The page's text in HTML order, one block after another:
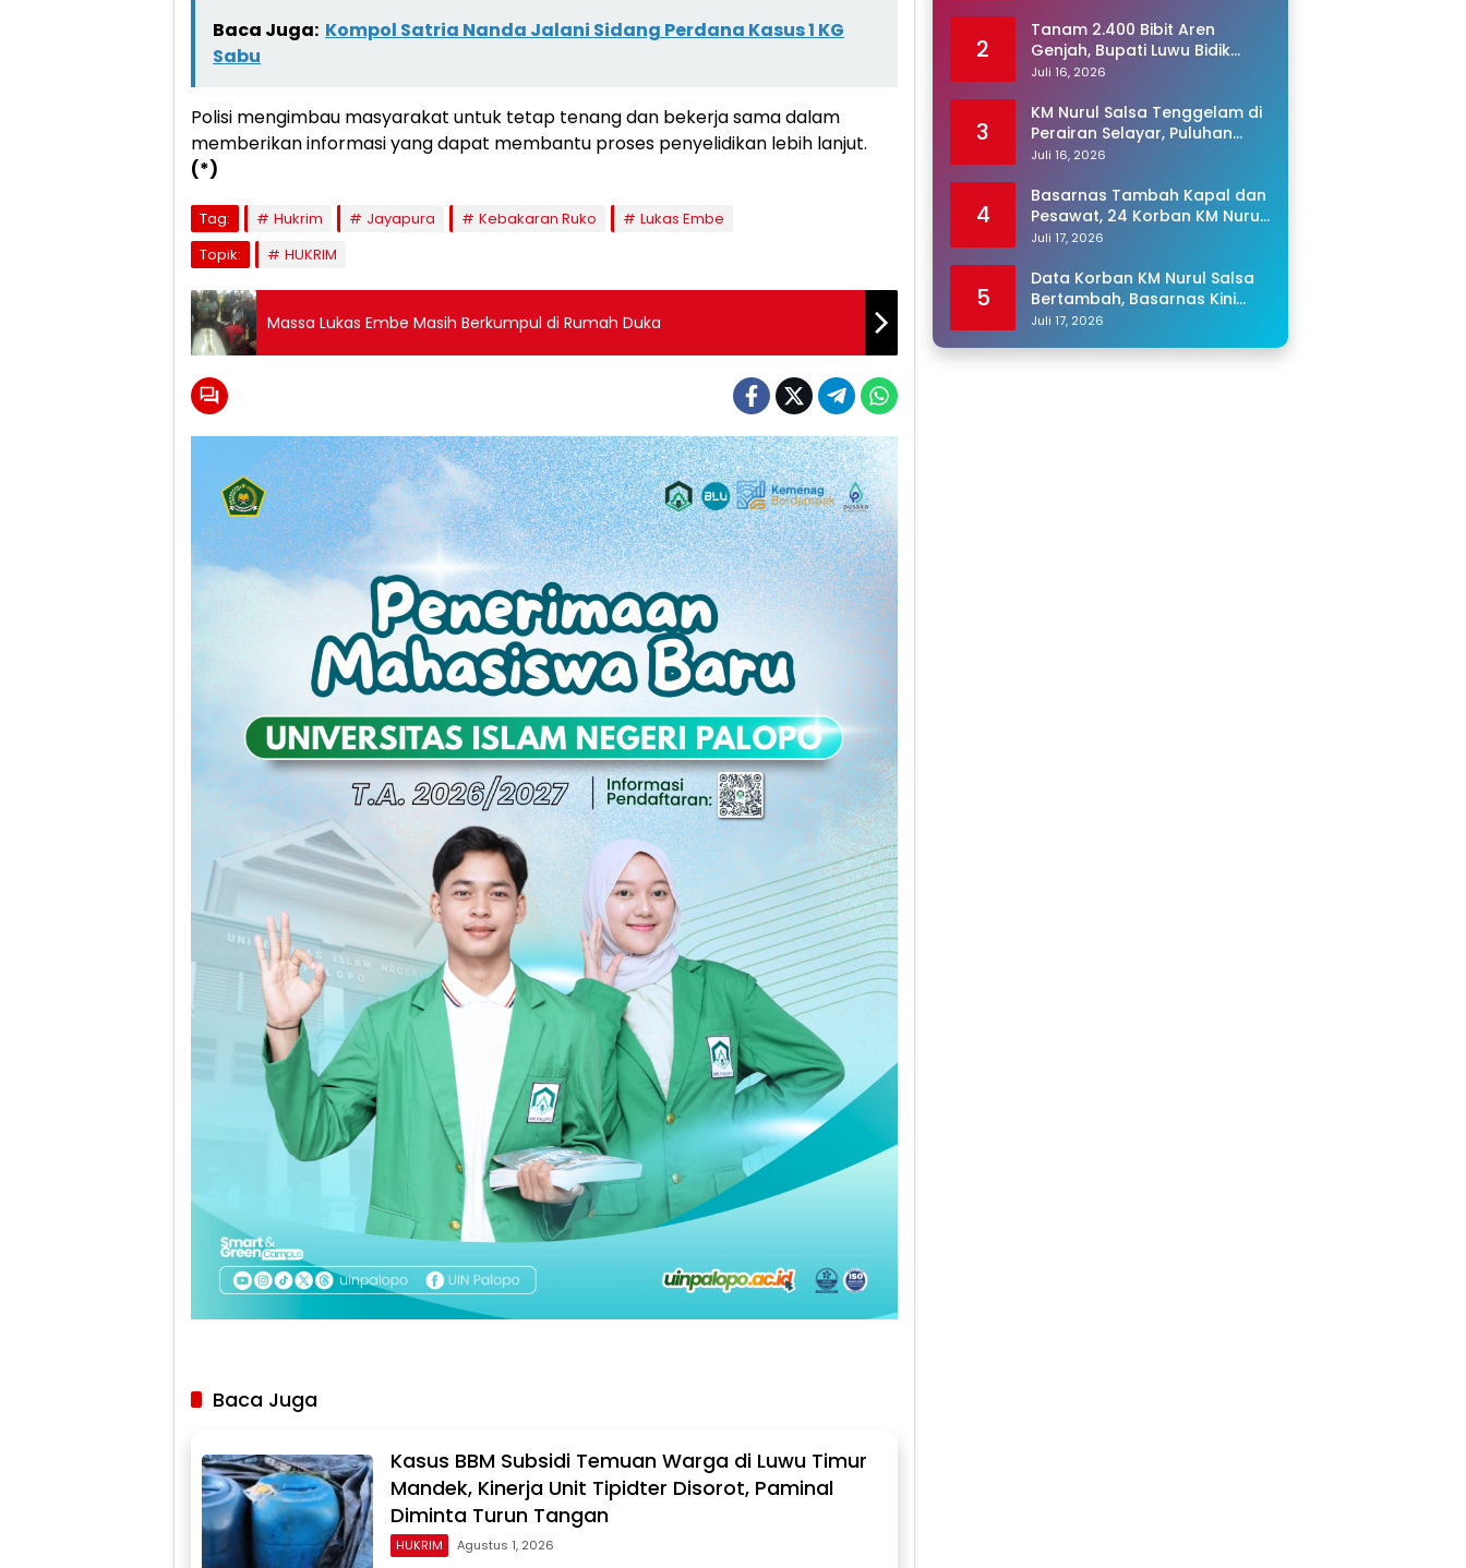
Baca Juga: Kompol Satria Nanda Jalani Sidang Perdana Kasus 1 KG
Sabu
Polisi mengimbau masyarakat untuk tetap tenang dan bekerja sama dalam
memberikan informasi yang dapat membantu proses penyelidikan lebih lanjut.
(*)
Tag: Hukrim Jayapura Kebakaran Ruko
Lukas Embe
Topik:
HUKRIM
Massa Lukas Embe Masih Berkumpul di Rumah Duka
Baca Juga
Kasus BBM Subsidi Temuan Warga di Luwu Timur
Mandek, Kinerja Unit Tipidter Disorot, Paminal
Diminta Turun Tangan
HUKRIM Agustus 1, 2026
2
Tanam 2.400 Bibit Aren
Genjah, Bupati Luwu Bidik
Sentra Produksi Gula Aren
Juli 16, 2026
3
KM Nurul Salsa Tenggelam di
Perairan Selayar, Puluhan
Penumpang Masih Hilang
Juli 16, 2026
4
Basarnas Tambah Kapal dan
Pesawat, 24 Korban KM Nurul
Salsa Masih Dicari
Juli 17, 2026
5
Data Korban KM Nurul Salsa
Bertambah, Basarnas Kini
Cari 25 Orang yang Masih
Juli 17, 2026